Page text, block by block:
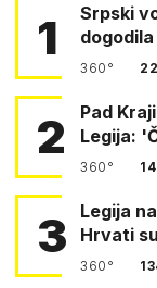
1
Srpski
360°
2
Pad
Legija:
360°
3
Legija
Hrvati
360°